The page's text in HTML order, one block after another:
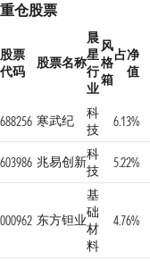
重仓股票
股票
代码
股票名称
晨
星
行
业
风
格
箱
占净
值
688256 寒武纪
科
技
6.13%
603986 兆易创新科
技
5.22%
000962 东方钽业
基
础
材
料
4.76%